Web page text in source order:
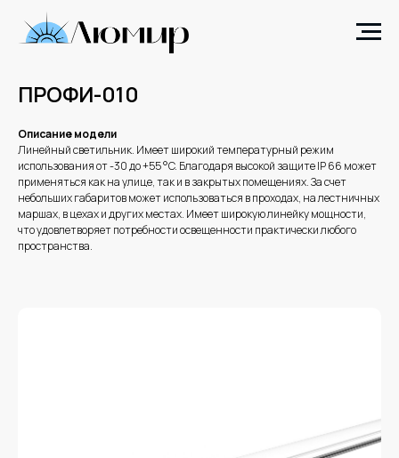
ПРОФИ-010
Описание модели
Линейный светильник. Имеет широкий температурный режим
использования от -30 до +55 °C. Благодаря высокой защите IP 66 может
применяться как на улице, так и в закрытых помещениях. За счет
небольших габаритов может использоваться в проходах, на лестничных
маршах, в цехах и других местах. Имеет широкую линейку мощности,
что удовлетворяет потребности освещенности практически любого
пространства.